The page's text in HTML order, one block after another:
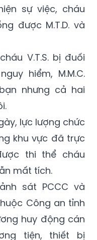
sự việc, cháu
được M.T.D. và
V.T.S. bị đuối
hiểm, M.M.C.
nhưng cả hai
lực lượng chức
khu vực đã trực
thi thể cháu
mất tích.
sát PCCC và
Công an tỉnh
huy động cán
tiện, thiết bị